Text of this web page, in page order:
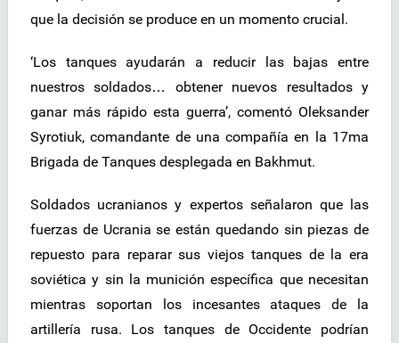
que la decisión se produce en un momento crucial.
‘Los tanques ayudarán a reducir las bajas entre
nuestros soldados… obtener nuevos resultados y
ganar más rápido esta guerra’, comentó Oleksander
Syrotiuk, comandante de una compañía en la 17ma
Brigada de Tanques desplegada en Bakhmut.
Soldados ucranianos y expertos señalaron que las
fuerzas de Ucrania se están quedando sin piezas de
repuesto para reparar sus viejos tanques de la era
soviética y sin la munición específica que necesitan
mientras soportan los incesantes ataques de la
artillería rusa. Los tanques de Occidente podrían